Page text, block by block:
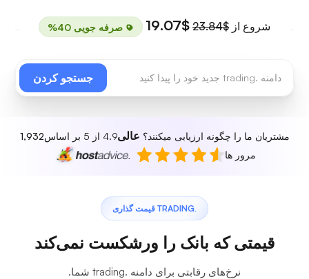
شروع از $23.84
$19.07 صرفه جویی 40%
جستجو کردن
مشتریان ما را چگونه ارزیابی میکنند؟ عالی4.9 از 5 بر اساس
1,932
مرور ها
.TRADING قیمت گذاری
قیمتی که بانک را ورشکست نمی‌کند
نرخ‌های رقابتی برای دامنه .trading شما.